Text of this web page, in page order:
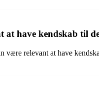
have kendskab til
relevant at have